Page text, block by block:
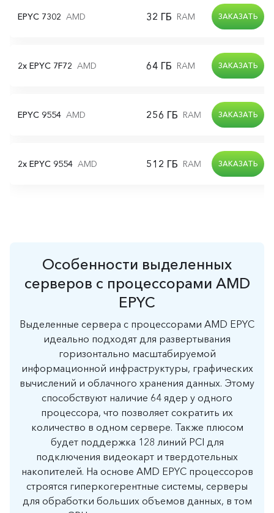
EPYC 7302 AMD 32 ГБ RAM 480 GB
ЗАКАЗАТЬ
2x EPYC 7F72 AMD 64 ГБ RAM 480 GB
ЗАКАЗАТЬ
EPYC 9554 AMD 256 ГБ RAM 1 TB
ЗАКАЗАТЬ
2x EPYC 9554 AMD 512 ГБ RAM 1 TB
ЗАКАЗАТЬ
Особенности выделенных
серверов с процессорами AMD
EPYC
Выделенные сервера с процессорами AMD EPYC
идеально подходят для развертывания
горизонтально масштабируемой
информационной инфраструктуры, графических
вычислений и облачного хранения данных. Этому
способствуют наличие 64 ядер у одного
процессора, что позволяет сократить их
количество в одном сервере. Также плюсом
будет поддержка 128 линий PCI для
подключения видеокарт и твердотельных
накопителей. На основе AMD EPYC процессоров
строятся гиперкогерентные системы, серверы
для обработки больших объемов данных, в том